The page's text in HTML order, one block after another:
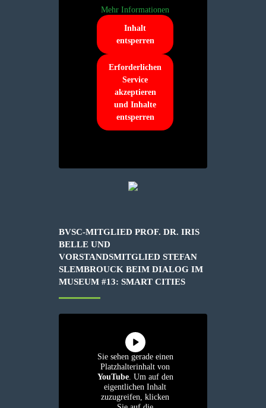
Mehr Informationen
Inhalt
entsperren
Erforderlichen
Service
akzeptieren
und Inhalte
entsperren
BVSC-MITGLIED PROF. DR. IRIS
BELLE UND
VORSTANDSMITGLIED STEFAN
SLEMBROUCK BEIM DIALOG IM
MUSEUM #13: SMART CITIES
Sie sehen gerade einen
Platzhalterinhalt von
YouTube. Um auf den
eigentlichen Inhalt
zuzugreifen, klicken